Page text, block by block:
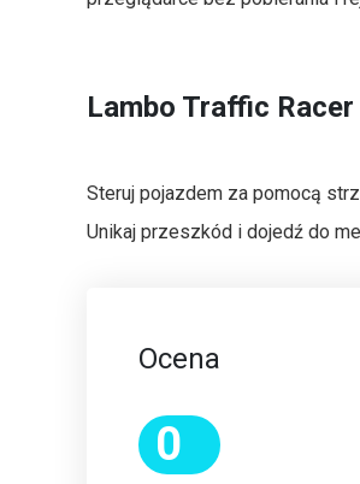
Lambo Traffic
Steruj pojazdem za pomocą
Unikaj przeszkód i dojedź do
Ocena
0